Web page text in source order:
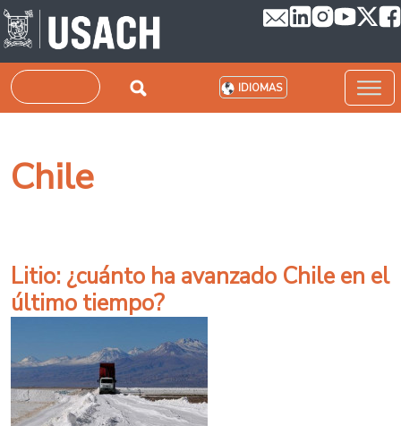
Pasar al contenido principal
Buscar IDIOMAS
Chile
Litio: ¿cuánto ha avanzado Chile en el
último tiempo?